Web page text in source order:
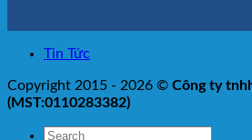
Tin Tức
Copyright 2015 - 2026 © Công ty
(MST:0110283382)